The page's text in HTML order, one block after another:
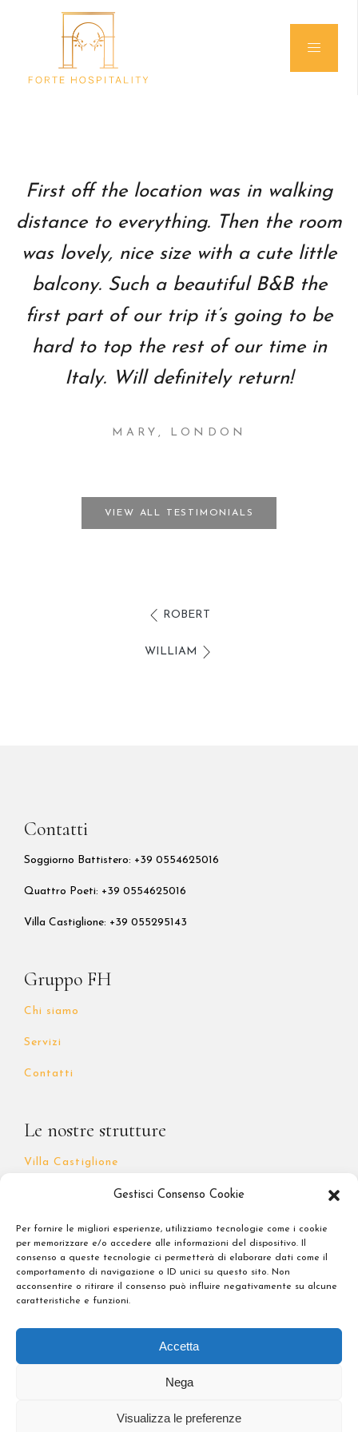
Gestisci Consenso Cookie
Per fornire le migliori esperienze, utilizziamo tecnologie come i cookie
per memorizzare e/o accedere alle informazioni del dispositivo. Il
consenso a queste tecnologie ci permetterà di elaborare dati come il
comportamento di navigazione o ID unici su questo sito. Non
acconsentire o ritirare il consenso può influire negativamente su alcune
caratteristiche e funzioni.
Accetta
Nega
Visualizza le preferenze
First off the location was in walking
distance to everything. Then the room
was lovely, nice size with a cute little
balcony. Such a beautiful B&B the
first part of our trip it’s going to be
hard to top the rest of our time in
Italy. Will definitely return!
MARY, LONDON
VIEW ALL TESTIMONIALS
ROBERT
WILLIAM
Contatti
Soggiorno Battistero: +39 0554625016
Quattro Poeti: +39 0554625016
Villa Castiglione: +39 055295143
Gruppo FH
Chi siamo
Servizi
Contatti
Le nostre strutture
Villa Castiglione
Soggiorno Battistero
I Quattro Poeti
Note Legali
copyright © 2024 Forte Hospitality. All Rights Reserved. P.Iva